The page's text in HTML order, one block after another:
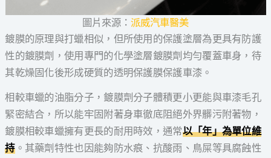
圖片來源： 派威汽車醫美
鍍膜的原理與打蠟相似，但所使用的保護塗層為更具有防護
性的鍍膜劑，使用專門的化學塗層鍍膜劑均勻覆蓋車身，待
其乾燥固化後形成硬質的透明保護膜保護車漆。
相較車蠟的油脂分子，鍍膜劑分子體積更小更能與車漆毛孔
緊密結合，所以能牢固附著身車徹底阻絕外界髒污附著物，
鍍膜相較車蠟擁有更長的耐用時效，通常以「年」為單位維
持。其藥劑特性也因能夠防水痕、抗酸雨、鳥屎等具腐蝕性